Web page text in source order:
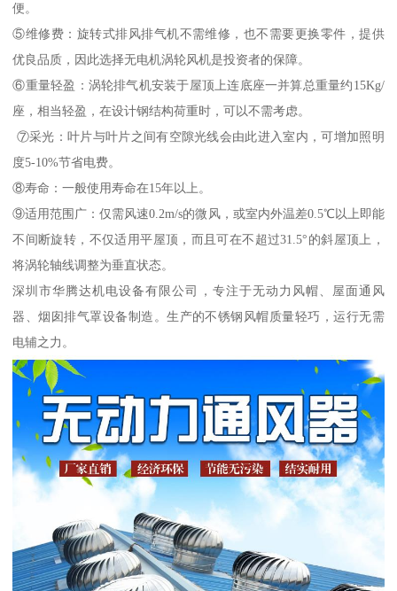
便。
⑤维修费：旋转式排风排气机不需维修，也不需要更换零件，提供
优良品质，因此选择无电机涡轮风机是投资者的保障。
⑥重量轻盈：涡轮排气机安装于屋顶上连底座一并算总重量约15Kg/
座，相当轻盈，在设计钢结构荷重时，可以不需考虑。
⑦采光：叶片与叶片之间有空隙光线会由此进入室内，可增加照明
度5-10%节省电费。
⑧寿命：一般使用寿命在15年以上。
⑨适用范围广：仅需风速0.2m/s的微风，或室内外温差0.5℃以上即能
不间断旋转，不仅适用平屋顶，而且可在不超过31.5°的斜屋顶上，
将涡轮轴线调整为垂直状态。
深圳市华腾达机电设备有限公司，专注于无动力风帽、屋面通风
器、烟囱排气罩设备制造。生产的不锈钢风帽质量轻巧，运行无需
电辅之力。